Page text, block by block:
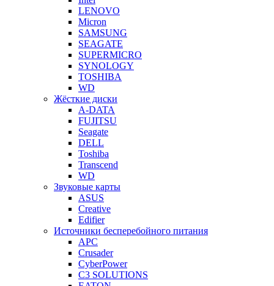
LENOVO
Micron
SAMSUNG
SEAGATE
SUPERMICRO
SYNOLOGY
TOSHIBA
WD
Жёсткие диски
A-DATA
FUJITSU
Seagate
DELL
Toshiba
Transcend
WD
Звуковые карты
ASUS
Creative
Edifier
Источники бесперебойного питания
APC
Crusader
CyberPower
C3 SOLUTIONS